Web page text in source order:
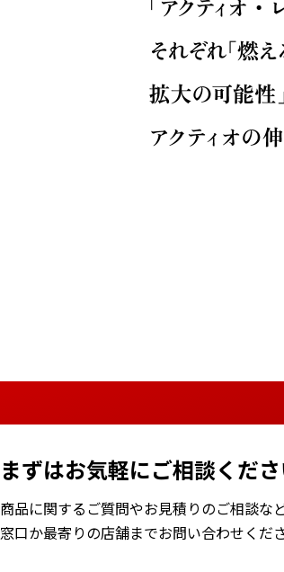
まずはお気軽にご相談くだ
商品に関するご質問やお見積りのご相談など
窓口か最寄りの店舗までお問い合わせくだ